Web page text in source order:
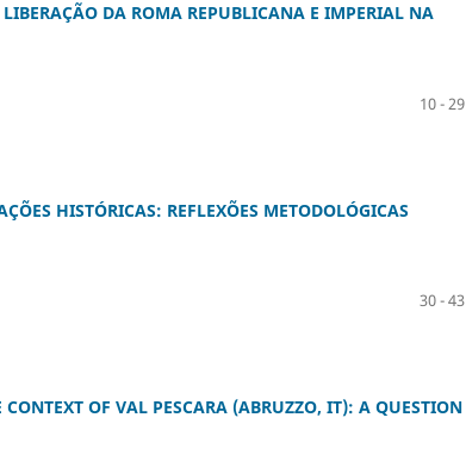
DA ROMA REPUBLICANA E IMPERIAL NA
10 - 29
HISTÓRICAS: REFLEXÕES METODOLÓGICAS
30 - 43
OF VAL PESCARA (ABRUZZO, IT): A QUESTION